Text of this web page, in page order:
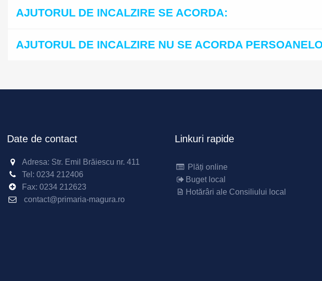
AJUTORUL DE INCALZIRE SE ACORDA:
AJUTORUL DE INCALZIRE NU SE ACORDA
Date de contact
Adresa: Str. Emil Brăiescu nr. 411
Tel: 0234 212406
Fax: 0234 212623
contact@primaria-magura.ro
Linkuri rapide
Plăți online
Buget local
Hotărâri ale Consiliului local